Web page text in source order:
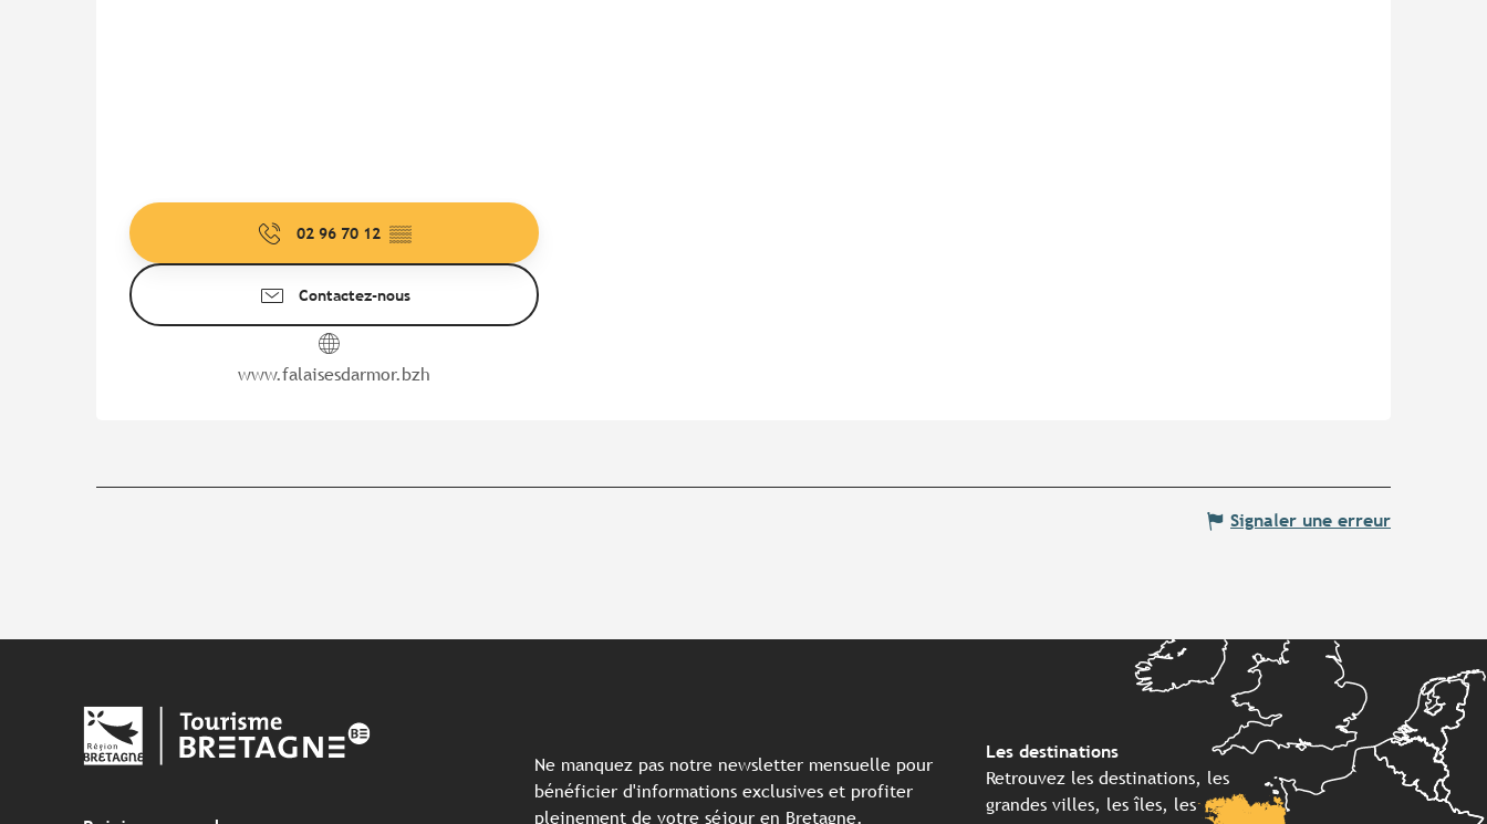
02 96 70 12 ▒▒
Contactez-nous
www.falaisesdarmor.bzh
Signaler une erreur
Ne manquez pas notre newsletter mensuelle pour
bénéficier d'informations exclusives et profiter
pleinement de votre séjour en Bretagne.
Les destinations
Retrouvez les destinations, les
grandes villes, les îles, les